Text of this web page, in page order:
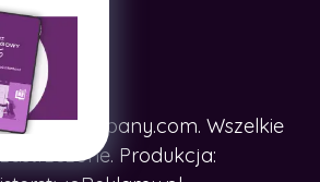
Wszelkie
Produkcja: